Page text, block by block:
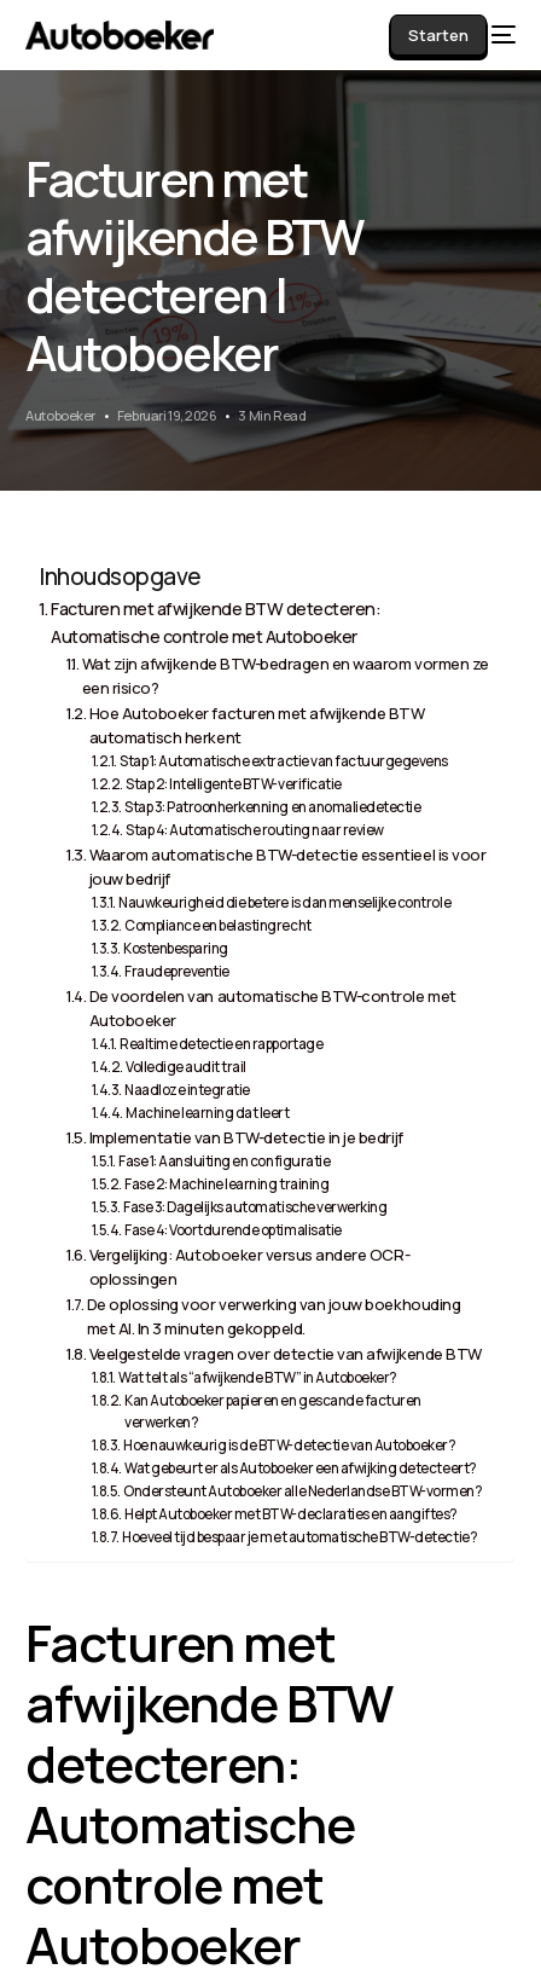
Starten
Facturen met
afwijkende BTW
detecteren |
Autoboeker
Autoboeker Februari 19, 2026 3 Min Read
Inhoudsopgave
Facturen met afwijkende BTW detecteren:
Automatische controle met Autoboeker
Wat zijn afwijkende BTW-bedragen en waarom vormen ze
een risico?
Hoe Autoboeker facturen met afwijkende BTW
automatisch herkent
Stap 1: Automatische extractie van factuurgegevens
Stap 2: Intelligente BTW-verificatie
Stap 3: Patroonherkenning en anomaliedetectie
Stap 4: Automatische routing naar review
Waarom automatische BTW-detectie essentieel is voor
jouw bedrijf
Nauwkeurigheid die betere is dan menselijke controle
Compliance en belastingrecht
Kostenbesparing
Fraudepreventie
De voordelen van automatische BTW-controle met
Autoboeker
Realtime detectie en rapportage
Volledige audit trail
Naadloze integratie
Machine learning dat leert
Implementatie van BTW-detectie in je bedrijf
Fase 1: Aansluiting en configuratie
Fase 2: Machine learning training
Fase 3: Dagelijks automatische verwerking
Fase 4: Voortdurende optimalisatie
Vergelijking: Autoboeker versus andere OCR-
oplossingen
De oplossing voor verwerking van jouw boekhouding
met AI. In 3 minuten gekoppeld.
Veelgestelde vragen over detectie van afwijkende BTW
Wat telt als “afwijkende BTW” in Autoboeker?
Kan Autoboeker papieren en gescande facturen
verwerken?
Hoe nauwkeurig is de BTW-detectie van Autoboeker?
Wat gebeurt er als Autoboeker een afwijking detecteert?
Ondersteunt Autoboeker alle Nederlandse BTW-vormen?
Helpt Autoboeker met BTW-declaraties en aangiftes?
Hoeveel tijd bespaar je met automatische BTW-detectie?
Facturen met
afwijkende BTW
detecteren:
Automatische
controle met
Autoboeker